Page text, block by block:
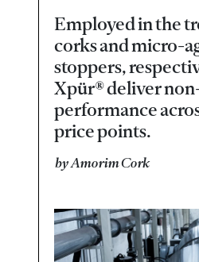
Employed in the
corks and micro-
stoppers,
Xpür® deliver
performance
price points.
by Amorim Cork